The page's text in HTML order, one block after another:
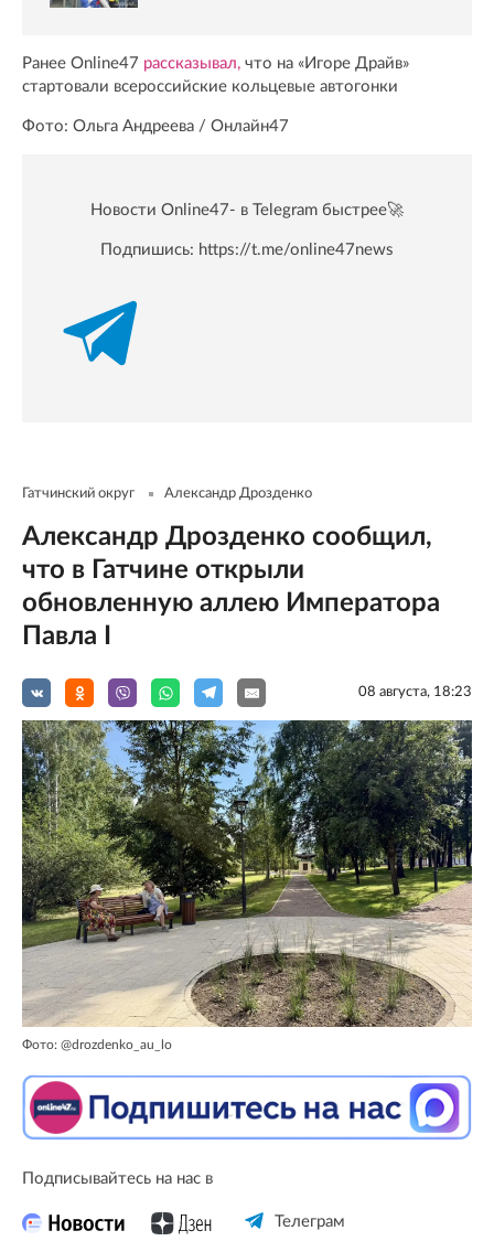
Ранее Online47 рассказывал, что на «Игоре Драйв»
стартовали всероссийские кольцевые автогонки
Фото: Ольга Андреева / Онлайн47
Новости Online47- в Telegram быстрее🚀
Подпишись: https://t.me/online47news
Гатчинский округ Александр Дрозденко
Александр Дрозденко сообщил,
что в Гатчине открыли
обновленную аллею Императора
Павла I
08 августа, 18:23
Фото: @drozdenko_au_lo
Подписывайтесь на нас в
Телеграм